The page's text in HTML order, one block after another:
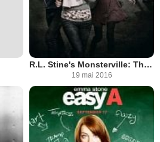
R.L. Stine's Monsterville: The Cabinet of Souls
19 mai 2016